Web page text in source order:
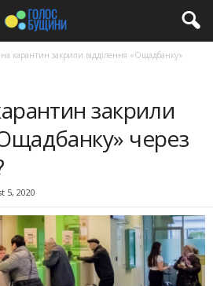
на карантин закрили відділення «Ощадбанку»
закрили
через
5, 2020